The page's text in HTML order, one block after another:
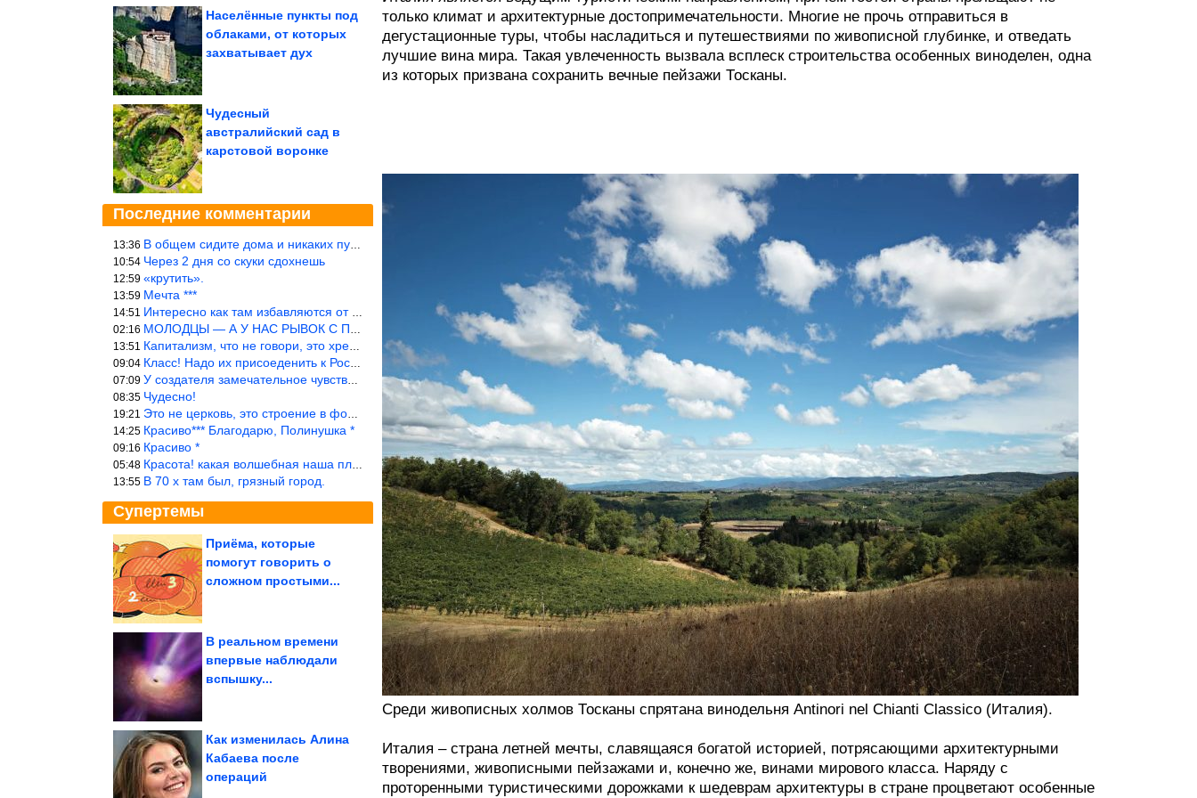
Населённые пункты под
облаками, от которых
захватывает дух
Чудесный
австралийский сад в
карстовой воронке
Последние комментарии
13:36 В общем сидите дома и никаких путешествий А самая грязная в от
10:54 Через 2 дня со скуки сдохнешь
12:59 «крутить».
13:59 Мечта ***
14:51 Интересно как там избавляются от физиологических и прочих отходо
02:16 МОЛОДЦЫ — А У НАС РЫВОК С ПРОРЫВОМ В ТРУБУ
13:51 Капитализм, что не говори, это хреново (((
09:04 Класс! Надо их присоеденить к России!
07:09 У создателя замечательное чувство юмора! ))
08:35 Чудесно!
19:21 Это не церковь, это строение в форме церкви.
14:25 Красиво*** Благодарю, Полинушка *
09:16 Красиво *
05:48 Красота! какая волшебная наша планета!… еще-бы, мы понимали это…
13:55 В 70 х там был, грязный город.
Супертемы
Приёма, которые
помогут говорить о
сложном простыми...
Что происходит с
Севастополе? «Три...
В реальном времени
впервые наблюдали
вспышку...
Как изменилась Алина
Кабаева после
операций
только климат и архитектурные достопримечательности. Многие не прочь отправиться в
дегустационные туры, чтобы насладиться и путешествиями по живописной глубинке, и отведать
лучшие вина мира. Такая увлеченность вызвала всплеск строительства особенных виноделен, одна
из которых призвана сохранить вечные пейзажи Тосканы.
Среди живописных холмов Тосканы спрятана винодельня Antinori nel Chianti Classico (Италия).
Италия – страна летней мечты, славящаяся богатой историей, потрясающими архитектурными
творениями, живописными пейзажами и, конечно же, винами мирового класса. Наряду с
проторенными туристическими дорожками к шедеврам архитектуры в стране процветают особенные